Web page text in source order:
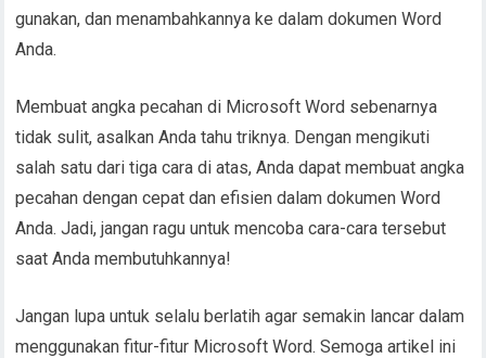
gunakan, dan menambahkannya ke dalam dokumen Word
Anda.
Membuat angka pecahan di Microsoft Word sebenarnya
tidak sulit, asalkan Anda tahu triknya. Dengan mengikuti
salah satu dari tiga cara di atas, Anda dapat membuat angka
pecahan dengan cepat dan efisien dalam dokumen Word
Anda. Jadi, jangan ragu untuk mencoba cara-cara tersebut
saat Anda membutuhkannya!
Jangan lupa untuk selalu berlatih agar semakin lancar dalam
menggunakan fitur-fitur Microsoft Word. Semoga artikel ini